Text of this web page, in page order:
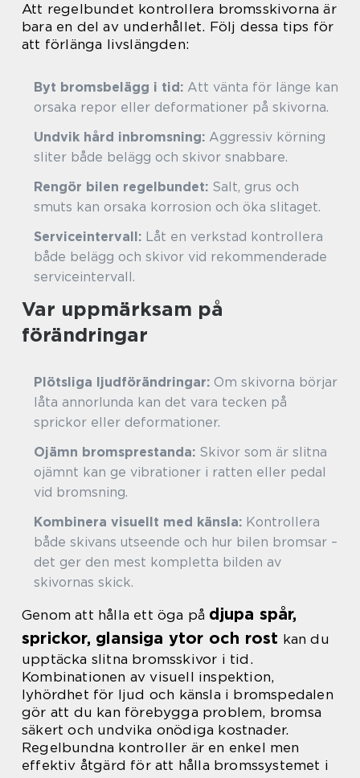
Att regelbundet kontrollera bromsskivorna är
bara en del av underhållet. Följ dessa tips för
att förlänga livslängden:
Byt bromsbelägg i tid: Att vänta för länge kan
orsaka repor eller deformationer på skivorna.
Undvik hård inbromsning: Aggressiv körning
sliter både belägg och skivor snabbare.
Rengör bilen regelbundet: Salt, grus och
smuts kan orsaka korrosion och öka slitaget.
Serviceintervall: Låt en verkstad kontrollera
både belägg och skivor vid rekommenderade
serviceintervall.
Var uppmärksam på
förändringar
Plötsliga ljudförändringar: Om skivorna börjar
låta annorlunda kan det vara tecken på
sprickor eller deformationer.
Ojämn bromsprestanda: Skivor som är slitna
ojämnt kan ge vibrationer i ratten eller pedal
vid bromsning.
Kombinera visuellt med känsla: Kontrollera
både skivans utseende och hur bilen bromsar –
det ger den mest kompletta bilden av
skivornas skick.
Genom att hålla ett öga på djupa spår,
sprickor, glansiga ytor och rost kan du
upptäcka slitna bromsskivor i tid.
Kombinationen av visuell inspektion,
lyhördhet för ljud och känsla i bromspedalen
gör att du kan förebygga problem, bromsa
säkert och undvika onödiga kostnader.
Regelbundna kontroller är en enkel men
effektiv åtgärd för att hålla bromssystemet i